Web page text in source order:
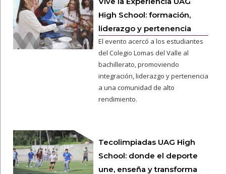
High School: formación,
liderazgo y pertenencia
El evento acercó a los estudiantes
del Colegio Lomas del Valle al
bachillerato, promoviendo
integración, liderazgo y pertenencia
a una comunidad de alto
rendimiento.
Tecolimpiadas UAG High
School: donde el deporte
une, enseña y transforma